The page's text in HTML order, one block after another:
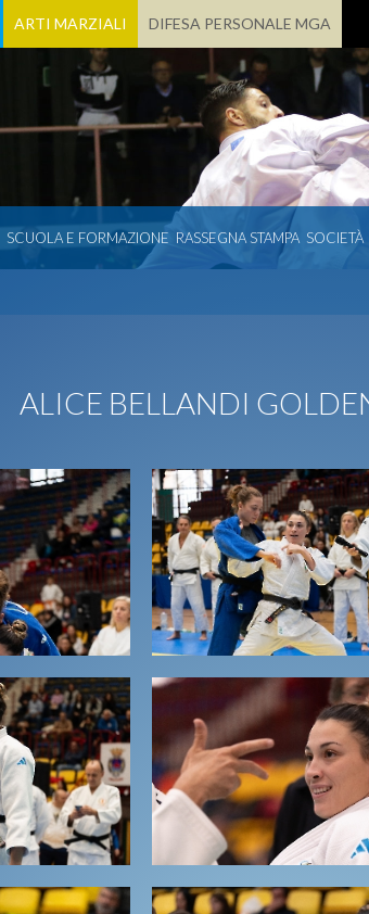
ARTI MARZIALI DIFESA PERSONALE MGA
SCUOLA E FORMAZIONE RASSEGNA STAMPA SOCIETÀ
ALICE BELLANDI